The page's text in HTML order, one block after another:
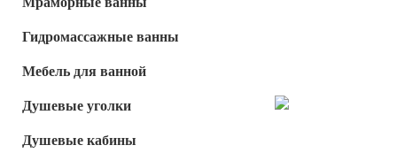
Гидромассажные ванны
Мебель для ванной
Душевые уголки
Душевые кабины